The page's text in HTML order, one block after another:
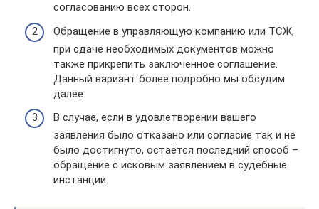
согласованию всех сторон.
Обращение в управляющую компанию или ТСЖ,
при сдаче необходимых документов можно
также прикрепить заключённое соглашение.
Данный вариант более подробно мы обсудим
далее.
В случае, если в удовлетворении вашего
заявления было отказано или согласие так и не
было достигнуто, остаётся последний способ –
обращение с исковым заявлением в судебные
инстанции.